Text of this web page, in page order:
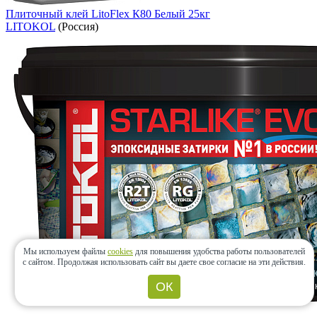
Плиточный клей LitoFlex К80 Белый 25кг
LITOKOL (Россия)
Мы используем файлы cookies для повышения удобства работы пользователей
с сайтом. Продолжая использовать сайт вы даете свое согласие на эти действия.
ОК